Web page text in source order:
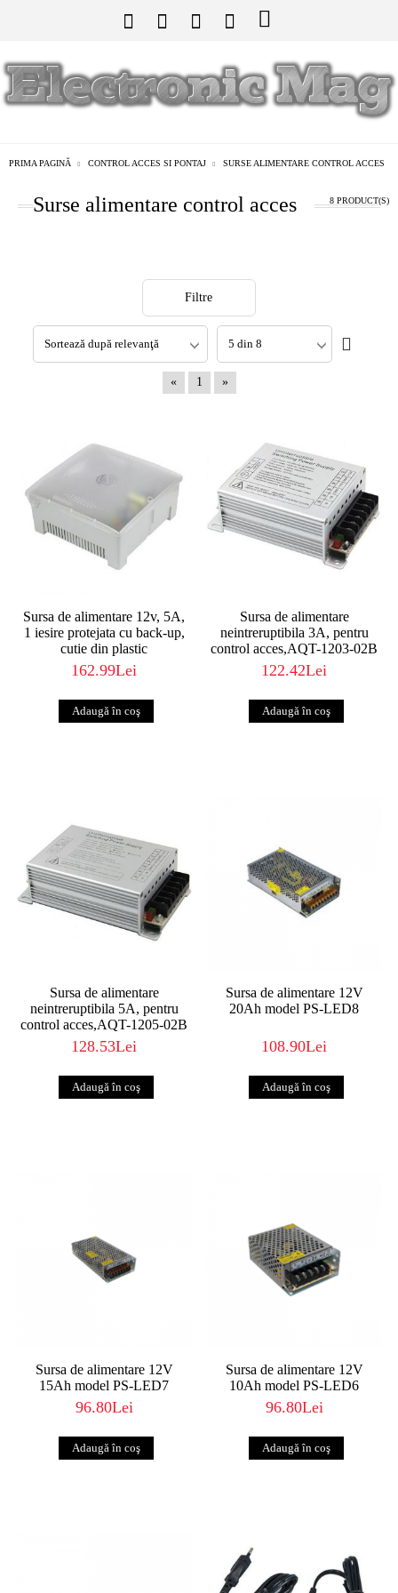
PRIMA PAGINĂ CONTROL ACCES SI PONTAJ SURSE ALIMENTARE CONTROL ACCES
8 PRODUCT(S)
Surse alimentare control acces
Filtre
« 1 »
Sursa de alimentare 12v, 5A,
1 iesire protejata cu back-up,
cutie din plastic
162.99Lei
Sursa de alimentare
neintreruptibila 3A, pentru
control acces,AQT-1203-02B
122.42Lei
Sursa de alimentare
neintreruptibila 5A, pentru
control acces,AQT-1205-02B
128.53Lei
Sursa de alimentare 12V
20Ah model PS-LED8
108.90Lei
Sursa de alimentare 12V
15Ah model PS-LED7
96.80Lei
Sursa de alimentare 12V
10Ah model PS-LED6
96.80Lei